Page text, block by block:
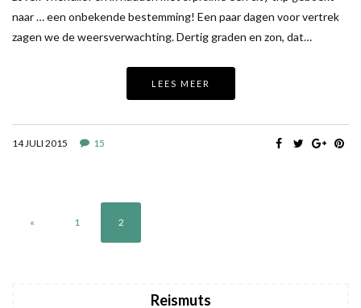
naar … een onbekende bestemming! Een paar dagen voor vertrek
zagen we de weersverwachting. Dertig graden en zon, dat…
LEES MEER
14 JULI 2015 15
« 1 2
Reismuts